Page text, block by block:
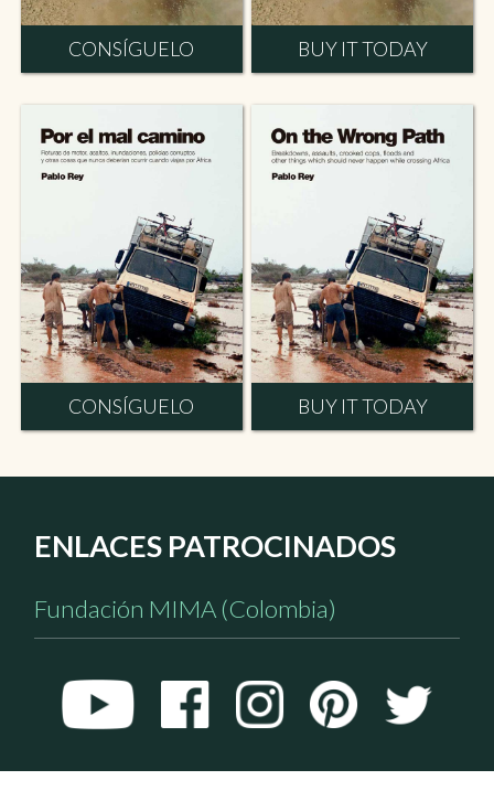
CONSÍGUELO BUY IT TODAY
CONSÍGUELO BUY IT TODAY
ENLACES PATROCINADOS
Fundación MIMA (Colombia)